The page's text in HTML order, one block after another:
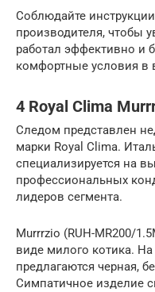
Соблюдайте
производителя, чтобы
работал эффективно и
комфортные условия
4 Royal Clima
Следом представлен
марки Royal Clima.
специализируется на
профессиональных
лидеров сегмента.
Murrrzio (RUH-MR200/
виде милого котика.
предлагаются черная,
Симпатичное изделие